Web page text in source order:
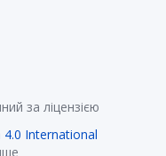
за ліцензією
International